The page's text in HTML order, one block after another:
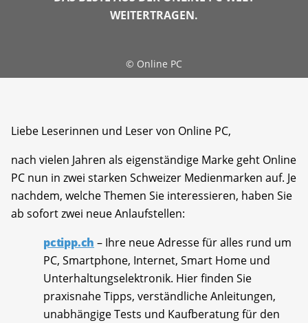
WEITERTRAGEN.
© Online PC
Liebe Leserinnen und Leser von Online PC,
nach vielen Jahren als eigenständige Marke geht Online
PC nun in zwei starken Schweizer Medienmarken auf. Je
nachdem, welche Themen Sie interessieren, haben Sie
ab sofort zwei neue Anlaufstellen:
pctipp.ch – Ihre neue Adresse für alles rund um
PC, Smartphone, Internet, Smart Home und
Unterhaltungselektronik. Hier finden Sie
praxisnahe Tipps, verständliche Anleitungen,
unabhängige Tests und Kaufberatung für den